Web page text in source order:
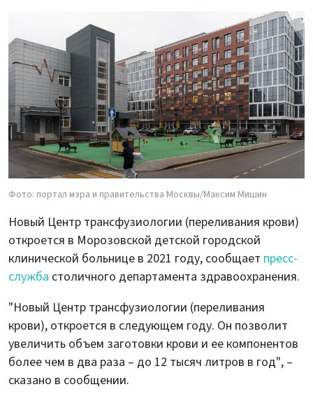
Фото: портал мэра и правительства Москвы/Максим Мишин
Новый Центр трансфузиологии (переливания крови)
откроется в Морозовской детской городской
клинической больнице в 2021 году, сообщает пресс-
служба столичного департамента здравоохранения.
"Новый Центр трансфузиологии (переливания
крови), откроется в следующем году. Он позволит
увеличить объем заготовки крови и ее компонентов
более чем в два раза – до 12 тысяч литров в год", –
сказано в сообщении.